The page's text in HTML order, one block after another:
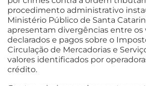
procedimento administrativo
Ministério Público de Santa
apresentam divergências entre os
declarados e pagos sobre o
Circulação de Mercadorias e
valores identificados por
crédito.